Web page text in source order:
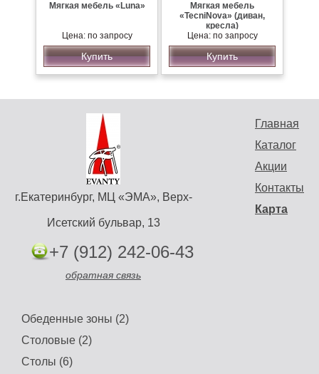
Мягкая мебель «Luna»
Цена: по запросу
Купить
Мягкая мебель
«TecniNova» (диван,
кресла)
Цена: по запросу
Купить
Главная
Каталог
Акции
Контакты
Карта
г.Екатеринбург, МЦ «ЭМА», Верх-
Исетский бульвар, 13
+7 (912) 242-06-43
обратная связь
Обеденные зоны (2)
Столовые (2)
Столы (6)